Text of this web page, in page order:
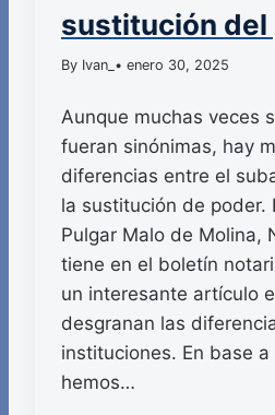
sustitución del
By Ivan_ • enero 30, 2025
Aunque muchas veces
fueran sinónimas, hay
diferencias entre el
la sustitución de poder.
Pulgar Malo de Molina,
tiene en el boletín
un interesante artículo
desgranan las
instituciones. En base
hemos…